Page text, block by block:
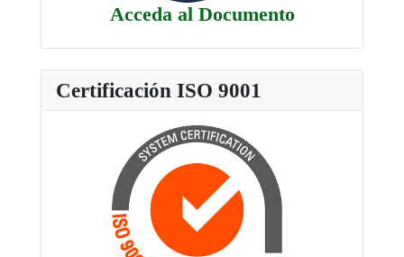
Acceda al Documento
Certificación ISO 9001